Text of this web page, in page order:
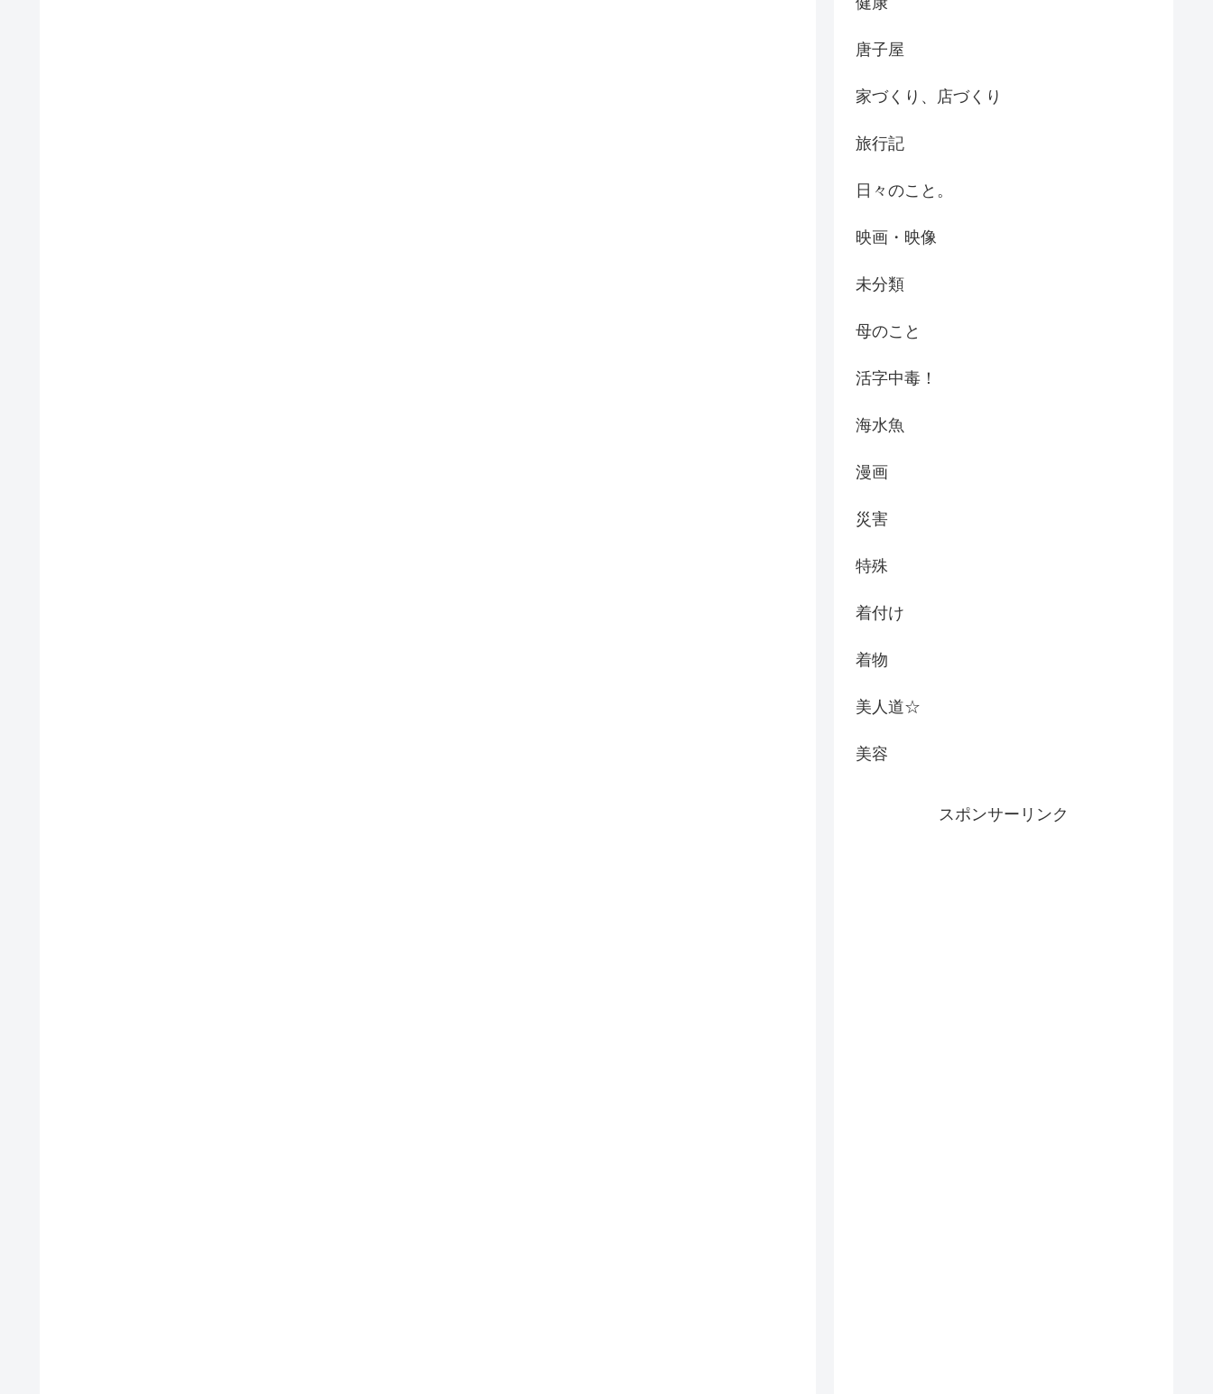
唐子屋
家づくり、店づくり
旅行記
日々のこと。
映画・映像
未分類
母のこと
活字中毒！
海水魚
漫画
災害
特殊
着付け
着物
美人道☆
美容
スポンサーリンク